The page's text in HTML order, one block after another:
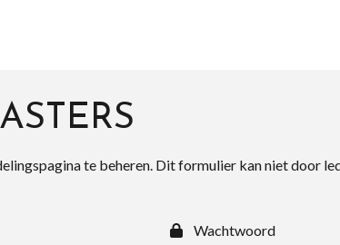
te beheren. Dit formulier kan niet door
Wachtwoord